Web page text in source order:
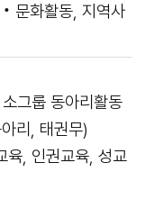
문화활동, 지역사
그룹 동아리활동
리, 태권무)
육, 인권교육, 성교